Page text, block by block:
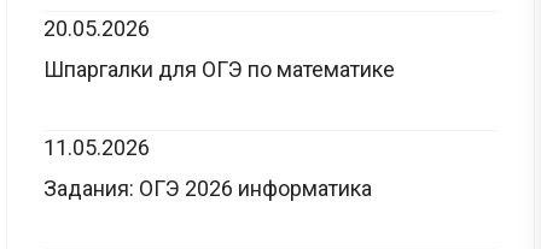
20.05.2026
Шпаргалки для ОГЭ по математике
11.05.2026
Задания: ОГЭ 2026 информатика